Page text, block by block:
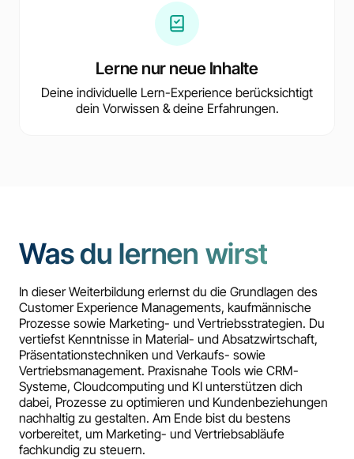
Lerne nur neue Inhalte
Deine individuelle Lern-Experience berücksichtigt
dein Vorwissen & deine Erfahrungen.
Was du lernen wirst
In dieser Weiterbildung erlernst du die Grundlagen des
Customer Experience Managements, kaufmännische
Prozesse sowie Marketing- und Vertriebsstrategien. Du
vertiefst Kenntnisse in Material- und Absatzwirtschaft,
Präsentationstechniken und Verkaufs- sowie
Vertriebsmanagement. Praxisnahe Tools wie CRM-
Systeme, Cloudcomputing und KI unterstützen dich
dabei, Prozesse zu optimieren und Kundenbeziehungen
nachhaltig zu gestalten. Am Ende bist du bestens
vorbereitet, um Marketing- und Vertriebsabläufe
fachkundig zu steuern.